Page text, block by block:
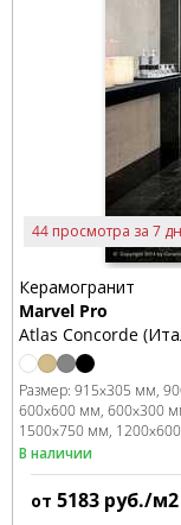
44 просмотра за 7
Керамогранит
Marvel Pro
Atlas Concorde
Размер: 915x305 мм
600x600 мм 600x300
1500x750 мм
В наличии
от 5183 руб./м2